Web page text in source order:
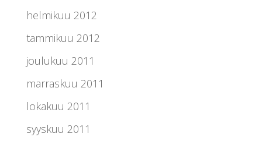
helmikuu 2012
tammikuu 2012
joulukuu 2011
marraskuu 2011
lokakuu 2011
syyskuu 2011